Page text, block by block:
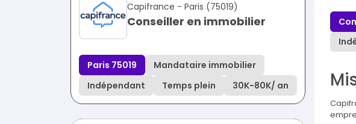
Capifrance - Paris (75019)
Conseiller en immobilier
Paris 75019
Mandataire immobilier
Indépendant
Temps plein 30K-80K/ an